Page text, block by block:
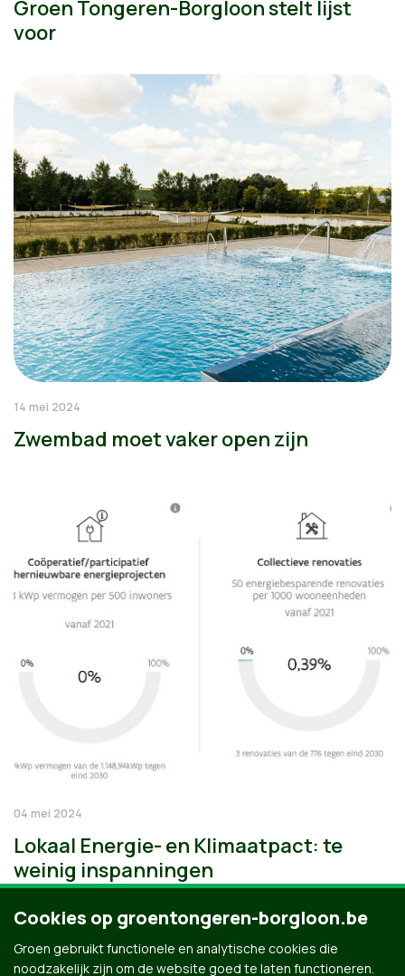
Groen Tongeren-Borgloon stelt lijst
voor
14 mei 2024
Zwembad moet vaker open zijn
04 mei 2024
Lokaal Energie- en Klimaatpact: te
weinig inspanningen
Cookies op groentongeren-borgloon.be
Groen gebruikt functionele en analytische cookies die
noodzakelijk zijn om de website goed te laten functioneren.